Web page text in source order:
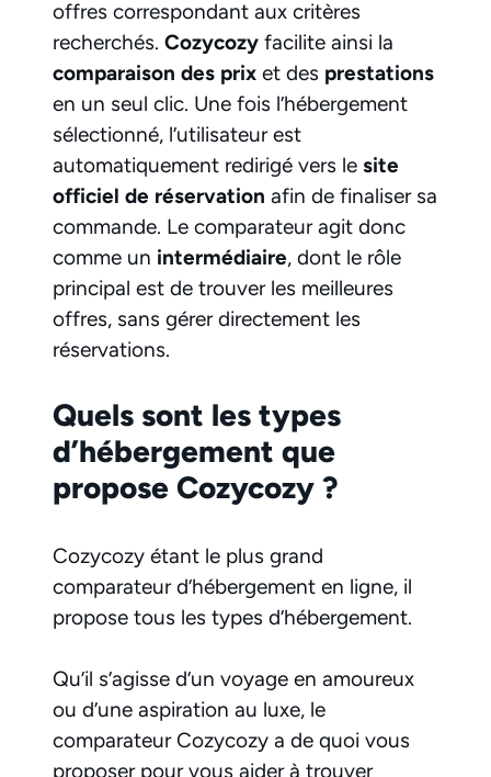
offres correspondant aux critères
recherchés. Cozycozy facilite ainsi la
comparaison des prix et des prestations
en un seul clic. Une fois l’hébergement
sélectionné, l’utilisateur est
automatiquement redirigé vers le site
officiel de réservation afin de finaliser sa
commande. Le comparateur agit donc
comme un intermédiaire, dont le rôle
principal est de trouver les meilleures
offres, sans gérer directement les
réservations.
Quels sont les types
d’hébergement que
propose Cozycozy ?
Cozycozy étant le plus grand
comparateur d’hébergement en ligne, il
propose tous les types d’hébergement.
Qu’il s’agisse d’un voyage en amoureux
ou d’une aspiration au luxe, le
comparateur Cozycozy a de quoi vous
proposer pour vous aider à trouver